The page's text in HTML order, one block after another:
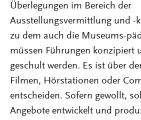
Überlegungen im Bereich der
Ausstellungsvermittlung und -
zu dem auch die Museums-
müssen Führungen konzipiert
geschult werden. Es ist über
Filmen, Hörstationen oder
entscheiden. Sofern gewollt,
Angebote entwickelt und